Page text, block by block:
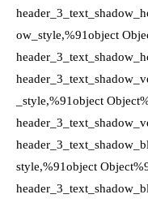
ow_style,%91object
_style,%91object
style,%91object